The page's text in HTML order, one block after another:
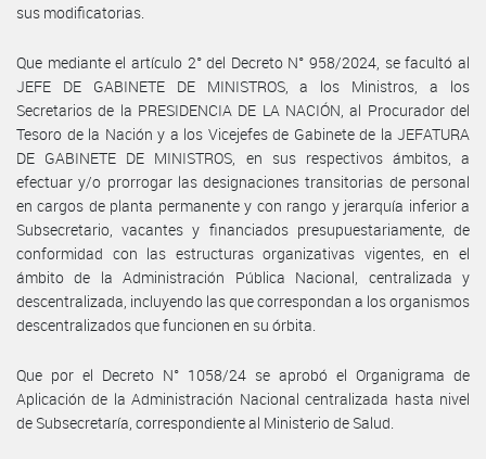
sus modificatorias.
Que mediante el artículo 2° del Decreto N° 958/2024, se facultó al
JEFE DE GABINETE DE MINISTROS, a los Ministros, a los
Secretarios de la PRESIDENCIA DE LA NACIÓN, al Procurador del
Tesoro de la Nación y a los Vicejefes de Gabinete de la JEFATURA
DE GABINETE DE MINISTROS, en sus respectivos ámbitos, a
efectuar y/o prorrogar las designaciones transitorias de personal
en cargos de planta permanente y con rango y jerarquía inferior a
Subsecretario, vacantes y financiados presupuestariamente, de
conformidad con las estructuras organizativas vigentes, en el
ámbito de la Administración Pública Nacional, centralizada y
descentralizada, incluyendo las que correspondan a los organismos
descentralizados que funcionen en su órbita.
Que por el Decreto N° 1058/24 se aprobó el Organigrama de
Aplicación de la Administración Nacional centralizada hasta nivel
de Subsecretaría, correspondiente al Ministerio de Salud.